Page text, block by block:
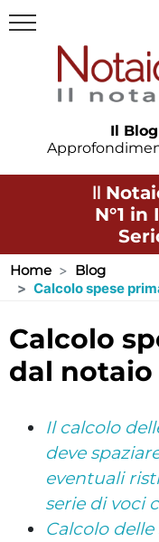
Il
Il
N°1 in
Home
Blog
Calcolo spese
calcolo spese prima casa:
dal
Il calcolo
deve
eventuali
serie di voci
Calcolo